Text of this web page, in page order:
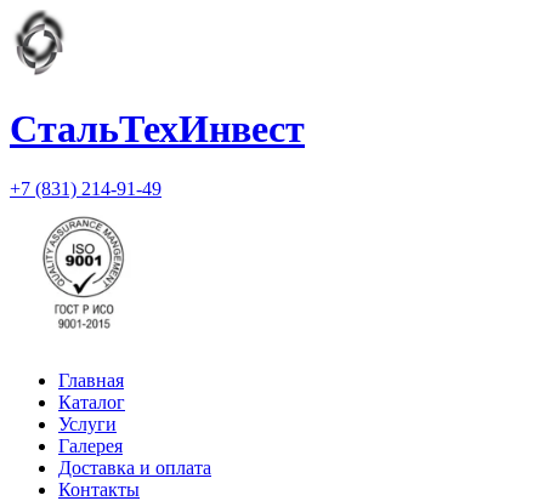
СтальТехИнвест
+7 (831) 214-91-49
Главная
Каталог
Услуги
Галерея
Доставка и оплата
Контакты